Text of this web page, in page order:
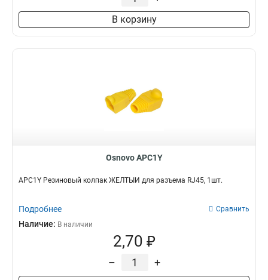
В корзину
Osnovo APC1Y
APC1Y Резиновый колпак ЖЁЛТЫЙ для разъема RJ45, 1шт.
Подробнее Сравнить
Наличие: В наличии
2,70 ₽
– +